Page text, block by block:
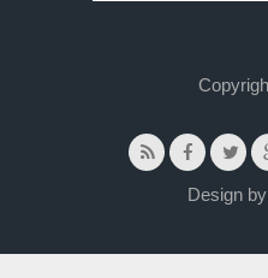
Design by